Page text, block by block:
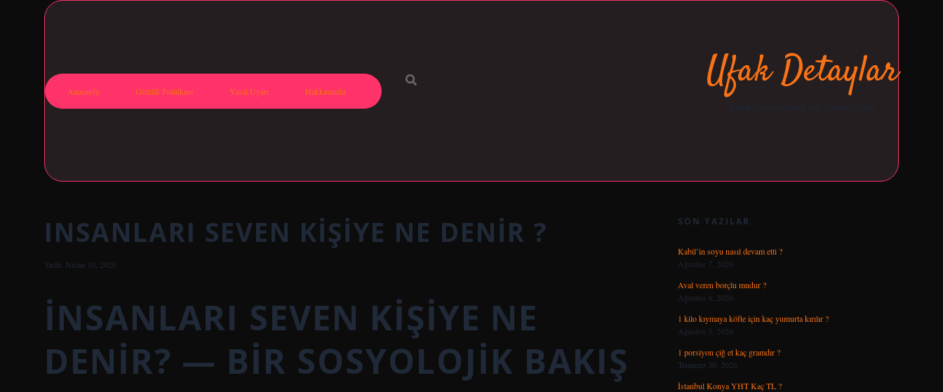
Anasayfa Gizlilik Politikası Yasal Uyarı Hakkımızda Ufak Detaylar
INSANLARI SEVEN KIŞIYE NE DENIR ?
Tarih: Nisan 10, 2026
İNSANLARI SEVEN KIŞIYE NE
DENIR? — BIR SOSYOLOJIK BAKIŞ
SON YAZILAR
Kabil’in soyu nasıl devam etti ?
Ağustos 7, 2026
Aval veren borçlu mudur ?
Ağustos 4, 2026
1 kilo kıymaya köfte için kaç yumurta kırılır ?
Ağustos 3, 2026
1 porsiyon çiğ et kaç gramdır ?
Temmuz 30, 2026
İstanbul Konya YHT Kaç TL ?